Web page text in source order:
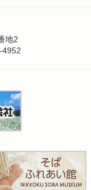
地2
4952